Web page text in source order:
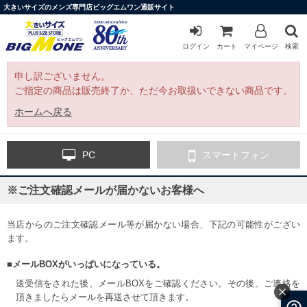
大きいサイズのメンズ専門店ビッグエムワン通販サイト
ログイン カート マイページ 検索
申し訳ございません。
ご指定の商品は販売終了か、ただ今お取扱いできない商品です。
ホームへ戻る
PC スマートフォン
※ご注文確認メールが届かないお客様へ
当店からのご注文確認メール等が届かない場合、下記の可能性がござい
ます。
■メールBOXがいっぱいになっている。
送受信をされた後、メールBOXをご確認ください。その後、ご連絡を
頂きましたらメールを再送させて頂きます。